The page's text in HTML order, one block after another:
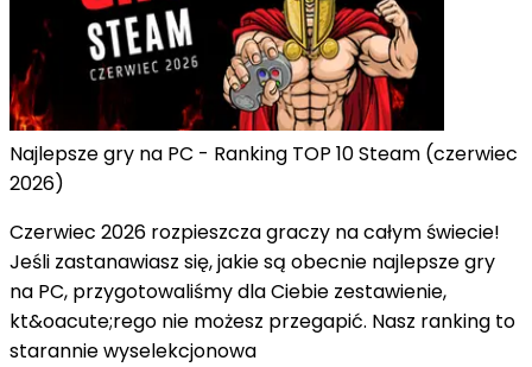
Najlepsze gry na PC - Ranking TOP 10 Steam (czerwiec
2026)
Czerwiec 2026 rozpieszcza graczy na całym świecie!
Jeśli zastanawiasz się, jakie są obecnie najlepsze gry
na PC, przygotowaliśmy dla Ciebie zestawienie,
kt&oacute;rego nie możesz przegapić. Nasz ranking to
starannie wyselekcjonowa